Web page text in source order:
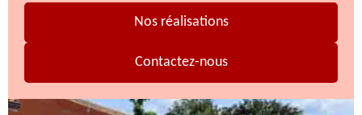
Nos réalisations
Contactez-nous